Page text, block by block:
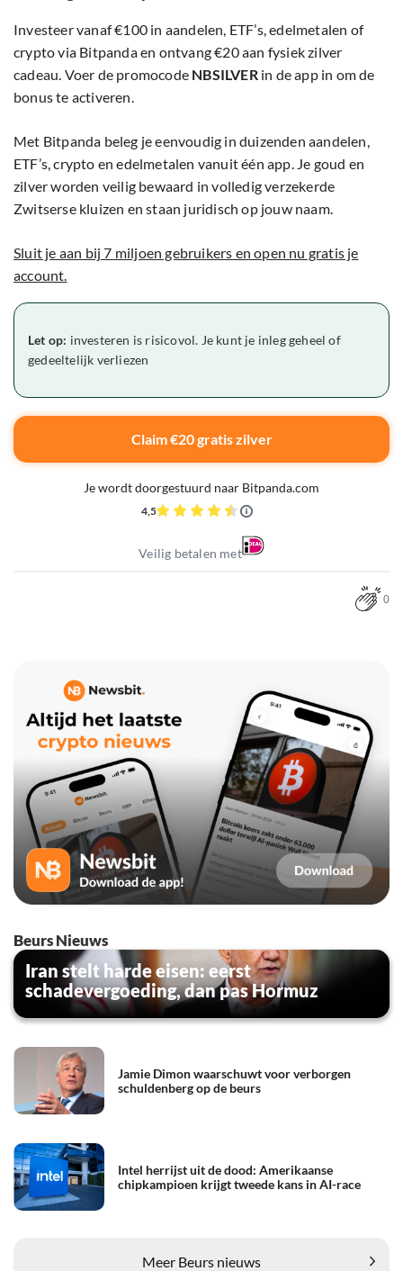
Investeer vanaf €100 in aandelen, ETF’s, edelmetalen of
crypto via Bitpanda en ontvang €20 aan fysiek zilver
cadeau. Voer de promocode NBSILVERin de app in om de
bonus te activeren.
Met Bitpanda beleg je eenvoudig in duizenden aandelen,
ETF’s, crypto en edelmetalen vanuit één app. Je goud en
zilver worden veilig bewaard in volledig verzekerde
Zwitserse kluizen en staan juridisch op jouw naam.
Sluit je aan bij 7 miljoen gebruikers en open nu gratis je
account.
Let op: investeren is risicovol. Je kunt je inleg geheel of
gedeeltelijk verliezen
Claim €20 gratis zilver
Je wordt doorgestuurd naar Bitpanda.com
4,5
Veilig betalen met
0
Beurs Nieuws
Iran stelt harde eisen: eerst
schadevergoeding, dan pas Hormuz
Jamie Dimon waarschuwt voor verborgen
schuldenberg op de beurs
Intel herrijst uit de dood: Amerikaanse
chipkampioen krijgt tweede kans in AI-race
Meer Beurs nieuws